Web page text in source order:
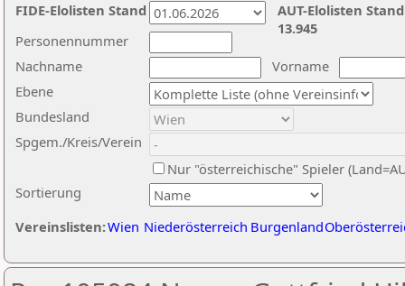
Nachname
Vorname
Ebene
Sortierung
Personennummer
Bundesland
Spgem./Kreis/Verein
Nur "österreichische" Spieler
Vereinslisten:Wien Niederösterreich Burgenland
AUT-Elolisten
13.945
FIDE-Elolisten Stand